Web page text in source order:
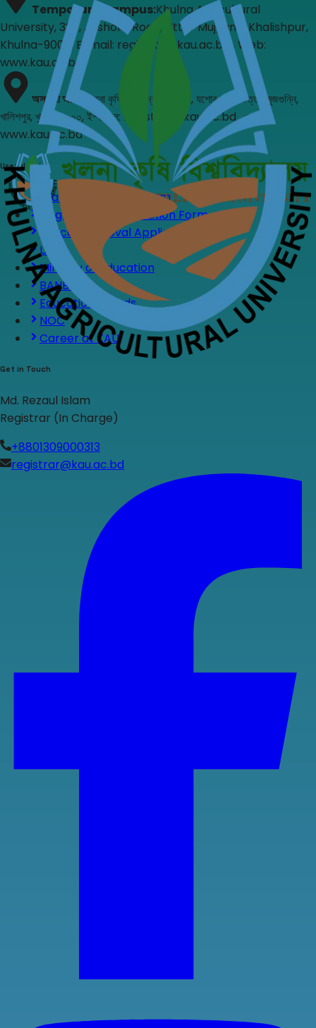
Temporary Campus:Khulna Agricultural
University, 327, Jashore Road, Uttar Mujgunni Khalishpur,
Khulna-9000, E-mail: registrar@kau.ac.bd , Web:
www.kau.ac.bd
অস্থায়ী অফিস
খুলনা কৃষি বিশ্ববিদ্যালয়, ৩২৭, যশোর রোড, উত্তর মুজগুন্নি,
খালিশপুর, খুলনা-৯০০০, ই-মেইল: registrar@kau.ac.bd , ওয়েব:
www.kau.ac.bd
Useful Links
Leave Application Form
Upgradation Application Form
Ethical Approval Application
UGC
Ministry of Education
BANBEIS
Education Boards
NOC
Career at KAU
Get in Touch
Md. Rezaul Islam
Registrar (In Charge)
+8801309000313
registrar@kau.ac.bd